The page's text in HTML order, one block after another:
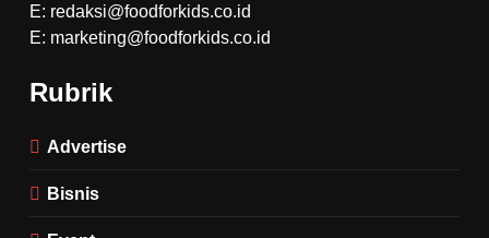
E: redaksi@foodforkids.co.id
E: marketing@foodforkids.co.id
Rubrik
Advertise
Bisnis